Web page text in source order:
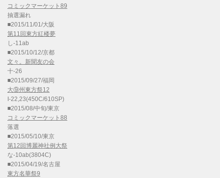
コミックマーケット89
抽選漏れ
■2015/11/01/大阪
第11回東方紅楼夢
し-11ab
■2015/10/12/京都
文々。新聞友の会
十-26
■2015/09/27/福岡
大⑨州東方祭12
I-22,23(450C/610SP)
■2015/08/中旬/東京
コミックマーケット88
落選
■2015/05/10/東京
第12回博麗神社例大祭
な-10ab(3804C)
■2015/04/19/名古屋
東方名華祭9